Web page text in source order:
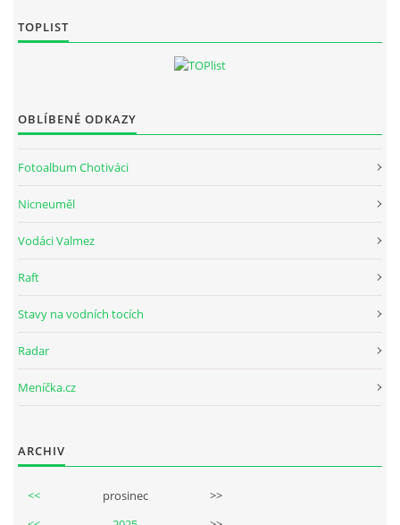
TOPLIST
OBLÍBENÉ ODKAZY
Fotoalbum Chotiváci
Nicneuměl
Vodáci Valmez
Raft
Stavy na vodních tocích
Radar
Meníčka.cz
ARCHIV
<< prosinec
>>